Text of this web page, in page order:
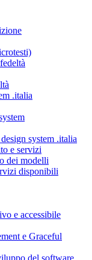
.italia
system .italia
e servizi
dei modelli
disponibili
e accessibile
e Graceful
del software